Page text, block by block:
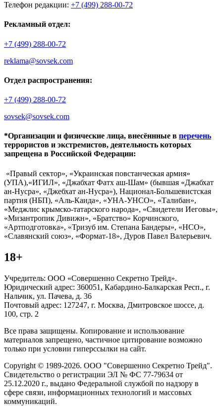
Телефон редакции: +7 (499) 288-00-72
Рекламный отдел:
+7 (499) 288-00-72
reklama@sovsek.com
Отдел распространения:
+7 (499) 288-00-72
sovsek@sovsek.com
*Организации и физические лица, внесённные в перечень
террористов и экстремистов, деятельность которых
запрещена в Российской Федерации:
«Правый сектор», «Украинская повстанческая армия»
(УПА),«ИГИЛ», «Джабхат Фатх аш-Шам» (бывшая «Джабхат
ан-Нусра», «Джебхат ан-Нусра»), Национал-Большевистская
партия (НБП), «Аль-Каида», «УНА-УНСО», «Талибан»,
«Меджлис крымско-татарского народа», «Свидетели Иеговы»,
«Мизантропик Дивижн», «Братство» Корчинского,
«Артподготовка», «Тризуб им. Степана Бандеры», «НСО»,
«Славянский союз», «Формат-18», Дуров Павел Валерьевич.
18+
Учредитель: ООО «Совершенно Секретно Трейд».
Юридический адрес: 360051, Кабардино-Балкарская Респ., г.
Нальчик, ул. Пачева, д. 36
Почтовый адрес: 127247, г. Москва, Дмитровское шоссе, д.
100, стр. 2
Все права защищены. Копирование и использование
материалов запрещено, частичное цитирование возможно
только при условии гиперссылки на сайт.
Copyright © 1989-2026. ООО "Совершенно Секретно Трейд".
Свидетельство о регистрации ЭЛ № ФС 77-79634 от
25.12.2020 г., выдано Федеральной службой по надзору в
сфере связи, информационных технологий и массовых
коммуникаций.